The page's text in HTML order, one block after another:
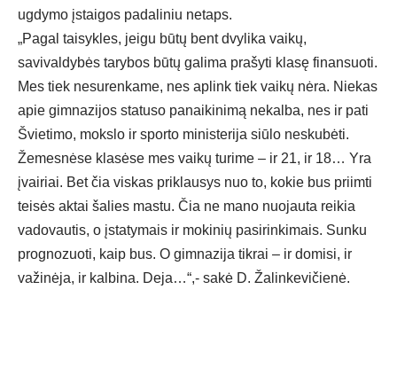
ugdymo įstaigos padaliniu netaps.
„Pagal taisykles, jeigu būtų bent dvylika vaikų,
savivaldybės tarybos būtų galima prašyti klasę finansuoti.
Mes tiek nesurenkame, nes aplink tiek vaikų nėra. Niekas
apie gimnazijos statuso panaikinimą nekalba, nes ir pati
Švietimo, mokslo ir sporto ministerija siūlo neskubėti.
Žemesnėse klasėse mes vaikų turime – ir 21, ir 18… Yra
įvairiai. Bet čia viskas priklausys nuo to, kokie bus priimti
teisės aktai šalies mastu. Čia ne mano nuojauta reikia
vadovautis, o įstatymais ir mokinių pasirinkimais. Sunku
prognozuoti, kaip bus. O gimnazija tikrai – ir domisi, ir
važinėja, ir kalbina. Deja…“,- sakė D. Žalinkevičienė.